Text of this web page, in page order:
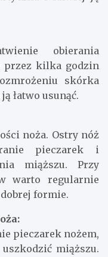
obierania
przez kilka godzin
skórka
łatwo usunąć.
noża. Ostry nóż
pieczarek i
miąższu. Przy
warto regularnie
formie.
pieczarek nożem,
miąższu.